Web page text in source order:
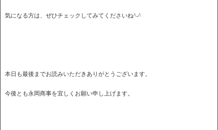
気になる方は、ぜひチェックしてみてくださいね^-^
本日も最後までお読みいただきありがとうございます。
今後とも永岡商事を宜しくお願い申し上げます。